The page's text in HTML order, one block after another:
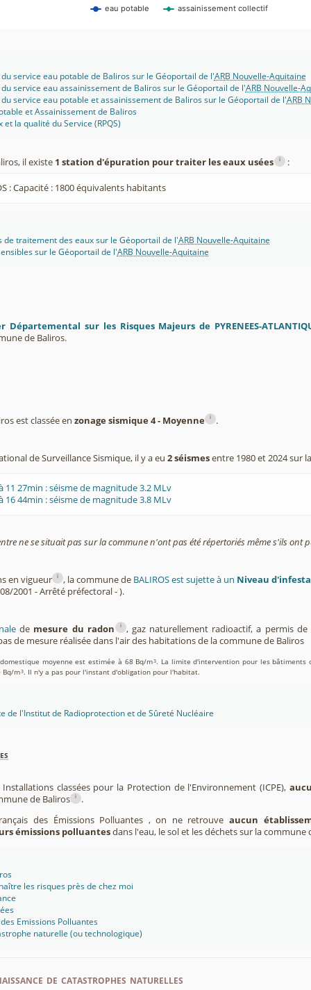
eau potable assainissement collectif
service eau potable de Baliros sur le Géoportail de l'ARB Nouvelle-Aquitaine
service eau assainissement de Baliros sur le Géoportail de l'ARB Nouvelle-
service eau potable et assainissement de Baliros sur le Géoportail de l'ARB
et Assainissement de Baliros
la qualité du Service (RPQS)
il existe 1 station d'épuration pour traiter les eaux usées i :
: Capacité : 1800 équivalents habitants
de traitement des eaux sur le Géoportail de l'ARB Nouvelle-Aquitaine
sur le Géoportail de l'ARB Nouvelle-Aquitaine
Départemental sur les Risques Majeurs de PYRENEES-
de Baliros.
est classée en zonage sismique 4 - Moyenne i .
de Surveillance Sismique, il y a eu 2 séismesentre 1980 et 2024 sur
11 27min : séisme de magnitude 3.2 MLv
16 44min : séisme de magnitude 3.8 MLv
ne se situait pas sur la commune n'ont pas été répertoriés même s'ils ont
en vigueur i , la commune de BALIROS est sujette à un Niveau
2001 - Arrêté préfectoral - ).
de mesure du radon i
, gaz naturellement radioactif, a permis
de mesure réalisée dans l'air des habitations de la commune de Baliros
moyenne est estimée à 68 Bq/m3. La limite d'intervention pour les bâtiments
Bq/m3. Il n'y a pas pour l'instant d'obligation pour l'habitat.
de l'Institut de Radioprotection et de Sûreté Nucléaire
classées pour la Protection de l'Environnement (ICPE),
de Baliros
i
.
des Émissions Polluantes , on ne retrouveaucun
émissions polluantesdans l'eau, le sol et les déchets sur la commune
les risques près de chez moi
Emissions Polluantes
naturelle (ou technologique)
de catastrophes naturelles